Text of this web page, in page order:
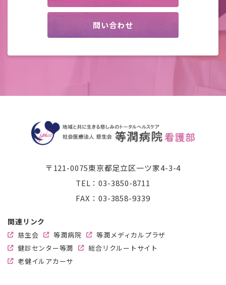
問い合わせ
〒121-0075東京都足立区一ツ家4-3-4
TEL：03-3850-8711
FAX：03-3858-9339
関連リンク
慈生会 等潤病院
等潤メディカルプラザ
健診センター等潤
総合リクルートサイト
老健イルアカーサ